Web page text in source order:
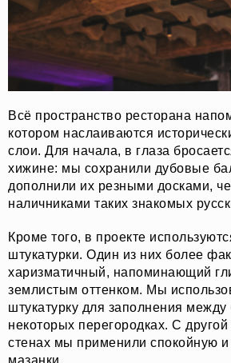
Всё пространство ресторана
котором наслаиваются
слои. Для начала, в глаза
хижине: мы сохранили дубовые
дополнили их резными досками,
наличниками таких знакомых
Кроме того, в проекте
штукатурки. Один из них более
харизматичный, напоминающий
землистым оттенком. Мы
штукатурку для заполнения
некоторых перегородках. С
стенах мы применили спокойную и
мазанки.